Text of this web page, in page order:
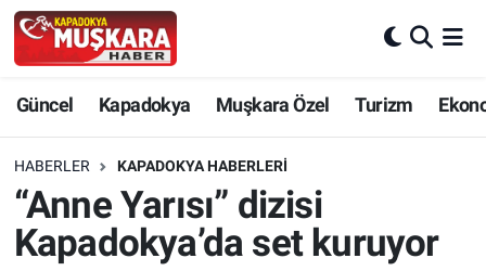
Güncel Kapadokya Muşkara Özel Turizm
HABERLER KAPADOKYA HABERLERI
“Anne Yarısı” dizisi
Kapadokya’da set kuruyor
Güncel
SEÇİM
Muşkara Özel
Nevşehir Hava Durumu
Nevşehir Trafik Yoğunluk Haritası
Süper Lig Puan Durumu ve Fikstür